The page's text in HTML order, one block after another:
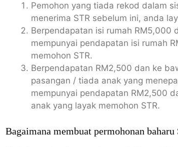
Pemohon yang tiada rekod dalam
menerima STR sebelum ini, anda
Berpendapatan isi rumah RM5,000
mempunyai pendapatan isi rumah
memohon STR.
Berpendapatan RM2,500 dan ke
pasangan / tiada anak yang
mempunyai pendapatan RM2,500
anak yang layak memohon STR.
Bagaimana membuat permohonan baharu